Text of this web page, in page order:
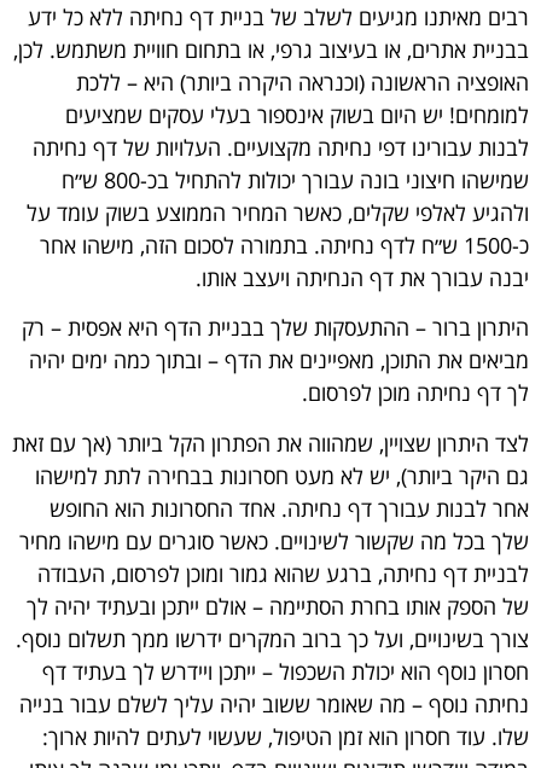
רבים מאיתנו מגיעים לשלב של בניית דף נחיתה ללא כל ידע
בבניית אתרים, או בעיצוב גרפי, או בתחום חוויית משתמש. לכן,
האופציה הראשונה (וכנראה היקרה ביותר) היא – ללכת
למומחים! יש היום בשוק אינספור בעלי עסקים שמציעים
לבנות עבורינו דפי נחיתה מקצועיים. העלויות של דף נחיתה
שמישהו חיצוני בונה עבורך יכולות להתחיל בכ-800 ש״ח
ולהגיע לאלפי שקלים, כאשר המחיר הממוצע בשוק עומד על
כ-1500 ש״ח לדף נחיתה. בתמורה לסכום הזה, מישהו אחר
יבנה עבורך את דף הנחיתה ויעצב אותו.
היתרון ברור – ההתעסקות שלך בבניית הדף היא אפסית – רק
מביאים את התוכן, מאפיינים את הדף – ובתוך כמה ימים יהיה
לך דף נחיתה מוכן לפרסום.
לצד היתרון שצויין, שמהווה את הפתרון הקל ביותר (אך עם זאת
גם היקר ביותר), יש לא מעט חסרונות בבחירה לתת למישהו
אחר לבנות עבורך דף נחיתה. אחד החסרונות הוא החופש
שלך בכל מה שקשור לשינויים. כאשר סוגרים עם מישהו מחיר
לבניית דף נחיתה, ברגע שהוא גמור ומוכן לפרסום, העבודה
של הספק אותו בחרת הסתיימה – אולם ייתכן ובעתיד יהיה לך
צורך בשינויים, ועל כך ברוב המקרים ידרשו ממך תשלום נוסף.
חסרון נוסף הוא יכולת השכפול – ייתכן ויידרש לך בעתיד דף
נחיתה נוסף – מה שאומר ששוב יהיה עליך לשלם עבור בנייה
שלו. עוד חסרון הוא זמן הטיפול, שעשוי לעתים להיות ארוך: